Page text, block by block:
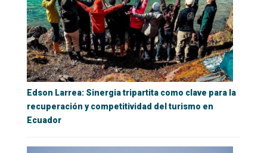
Edson Larrea: Sinergia tripartita como clave para la
recuperación y competitividad del turismo en
Ecuador